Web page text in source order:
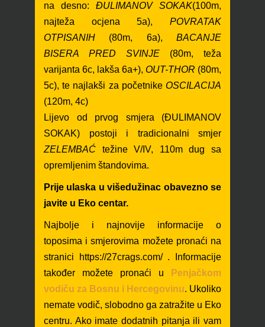
na desno: ĐULIMANOV SOKAK(100m,
najteža ocjena 5a), POVRATAK
OTPISANIH (80m, 6a), BACANJE
BISERA PRED SVINJE (80m, teža
varijanta 6c, lakša 6a+), OUT-THOR (80m,
5c), te najlakši za početnike OSCILACIJA
(120m, 4c)
Lijevo od prvog smjera (ĐULIMANOV
SOKAK) postoji i tradicionalni smjer
ZELEMBAĆ težine V/IV, 110m dug sa
opremljenim štandovima.
Prije ulaska u višedužinac obavezno se
javite u Eko centar.
Najbolje i najnovije informacije o
toposima i smjerovima možete pronaći na
stranici
https://27crags.com/. Informacije
također možete pronaći u
Penjačkom
vodiču za Bosnu i Hercegovinu. Ukoliko
nemate vodič, slobodno ga zatražite u Eko
centru. Ako imate dodatnih pitanja ili vam